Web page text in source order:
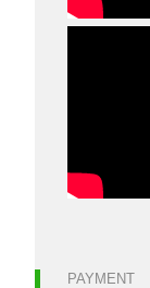
PAYMENT